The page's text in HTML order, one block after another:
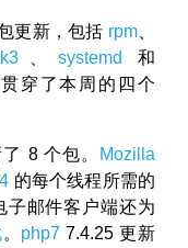
更新，包括 rpm、
、 systemd
和
穿了本周的四个
了 8 个包。
Mozilla
的每个线程所需的
子邮件客户端还为
。 php7 7.4.25 更新